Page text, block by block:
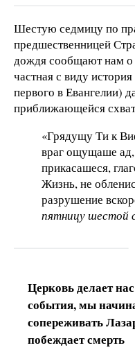
Шестую седмицу по
предшественницей
дождя сообщают нам
частная с виду
первого в Евангелии)
приближающейся
«Грядущу Ти к
враг ощущаше
прикасашеся,
Жизнь, не
разрушение
пятницу шестой
Церковь делает
события, мы
сопереживать
побеждает смерть